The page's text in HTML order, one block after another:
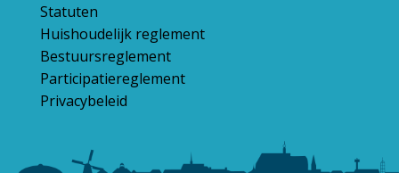
Statuten
Huishoudelijk reglement
Bestuursreglement
Participatiereglement
Privacybeleid